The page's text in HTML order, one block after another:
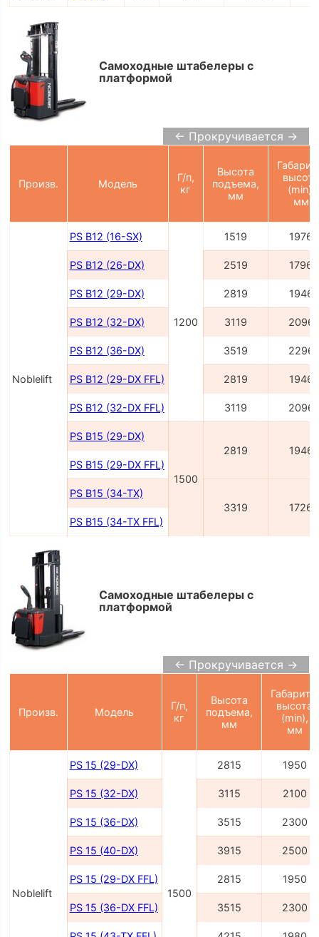
Самоходные штабелеры с
платформой
← Прокручивается →
Произв. Модель
Г/п,
кг
Высота
подъема,
мм
высота
(min),
мм
Noblelift
PS B12 (16-SX)
1200
1519 1976
PS B12 (26-DX) 2519 1796
PS B12 (29-DX) 2819 1946
PS B12 (32-DX) 3119 2096
PS B12 (36-DX) 3519 2296
PS B12 (29-DX FFL) 2819 1946
PS B12 (32-DX FFL) 3119 2096
PS B15 (29-DX)
1500
2819
1946
PS B15 (29-DX FFL)
PS B15 (34-TX)
3319
1726
PS B15 (34-TX FFL)
Самоходные штабелеры с
платформой
← Прокручивается →
Произв. Модель
Г/п,
кг
Высота
подъема,
мм
Габаритн.
высота
(min),
мм
Noblelift
PS 15 (29-DX)
1500
2815 1950
PS 15 (32-DX) 3115 2100
PS 15 (36-DX) 3515 2300
PS 15 (40-DX) 3915 2500
PS 15 (29-DX FFL) 2815 1950
PS 15 (36-DX FFL) 3515 2300